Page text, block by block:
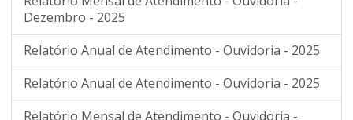
Dezembro - 2025
Relatório Anual de Atendimento - Ouvidoria - 2025
Relatório Anual de Atendimento - Ouvidoria - 2025
Relatório Mensal de Atendimento - Ouvidoria -